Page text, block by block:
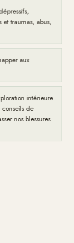
traumas, abus,
aux
intérieure
de
nos blessures